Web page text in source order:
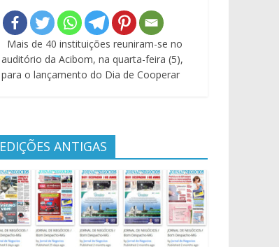
Mais de 40 instituições reuniram-se no
auditório da Acibom, na quarta-feira (5),
para o lançamento do Dia de Cooperar
EDIÇÕES ANTIGAS